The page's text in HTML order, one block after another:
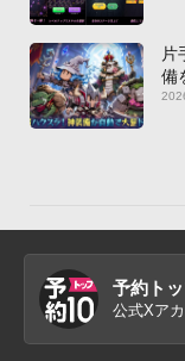
片
備
神
予約ト
公式Xア